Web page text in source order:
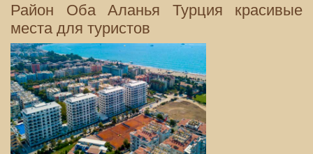
Район Оба Аланья Турция красивые
места для туристов